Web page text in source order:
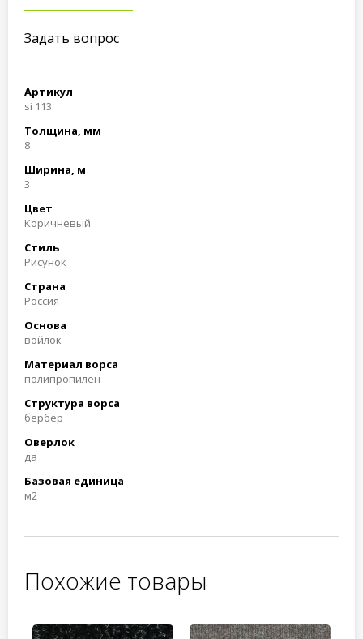
Задать вопрос
Артикул
si 113
Толщина, мм
8
Ширина, м
3
Цвет
Коричневый
Стиль
Рисунок
Страна
Россия
Основа
войлок
Материал ворса
полипропилен
Структура ворса
бербер
Оверлок
да
Базовая единица
м2
Похожие товары